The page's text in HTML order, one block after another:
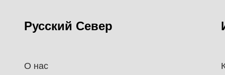
Русский Север
О нас